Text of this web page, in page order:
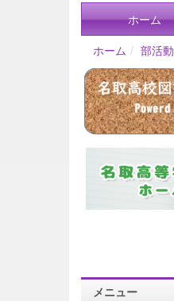
ホーム
ホーム
部活動
メニュー